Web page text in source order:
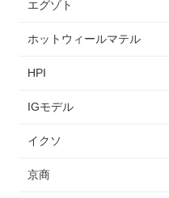
エグゾト
ホットウィールマテル
HPI
IGモデル
イクソ
京商